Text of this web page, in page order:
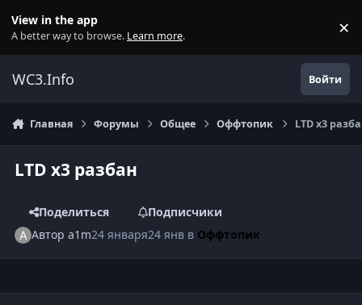
View in the app
A better way to browse. Learn more. ×
WC3.Info Войти
Главная Форумы Общее Оффтопик LTD x3
LTD x3 разбан
Поделиться
Подписчики
Авторa1m24 января24 янв в Оффтопик